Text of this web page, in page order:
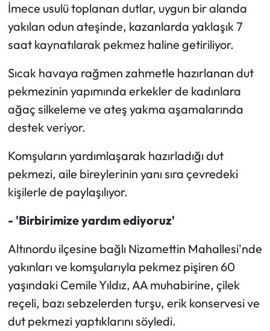
İmece usulü toplanan dutlar, uygun bir alanda
yakılan odun ateşinde, kazanlarda yaklaşık 7
saat kaynatılarak pekmez haline getiriliyor.
Sıcak havaya rağmen zahmetle hazırlanan dut
pekmezinin yapımında erkekler de kadınlara
ağaç silkeleme ve ateş yakma aşamalarında
destek veriyor.
Komşuların yardımlaşarak hazırladığı dut
pekmezi, aile bireylerinin yanı sıra çevredeki
kişilerle de paylaşılıyor.
- 'Birbirimize yardım ediyoruz'
Altınordu ilçesine bağlı Nizamettin Mahallesi'nde
yakınları ve komşularıyla pekmez pişiren 60
yaşındaki Cemile Yıldız, AA muhabirine, çilek
reçeli, bazı sebzelerden turşu, erik konservesi ve
dut pekmezi yaptıklarını söyledi.
Mektup Galeri
Ekonomi
Turizm